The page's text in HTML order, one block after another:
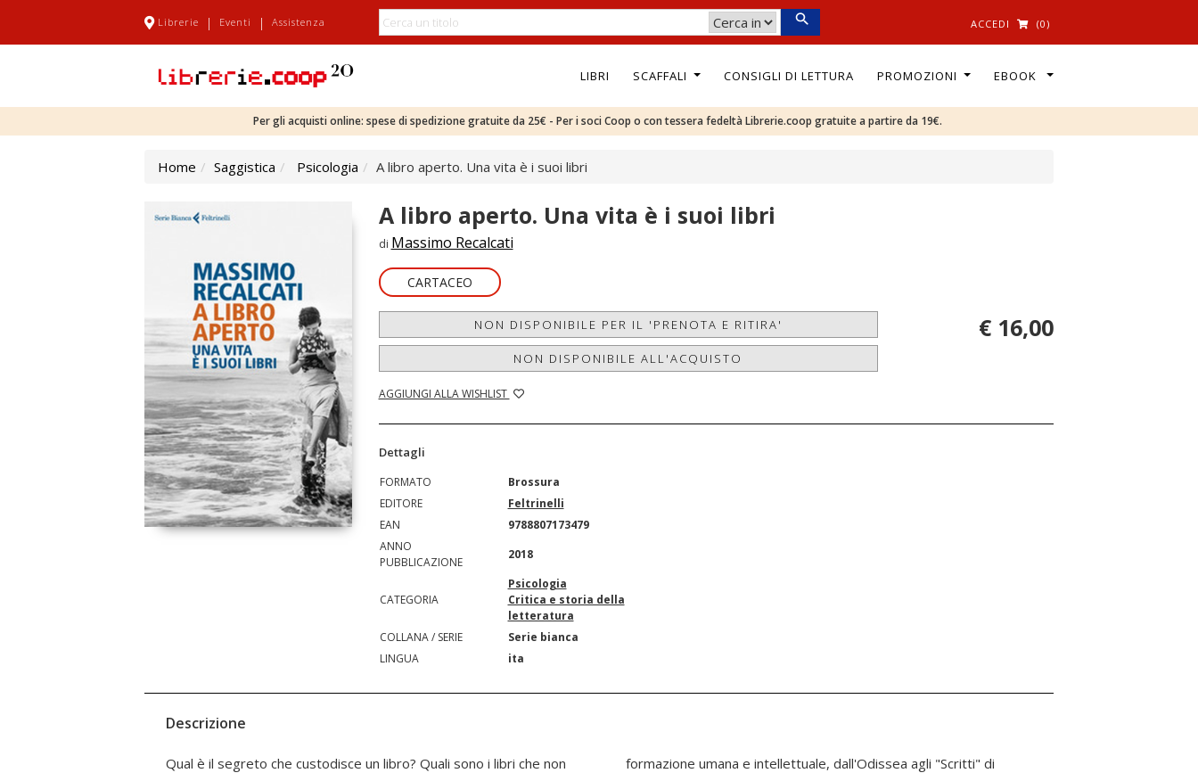
Librerie | Eventi | Assistenza ACCEDI (0)
LIBRI SCAFFALI CONSIGLI DI LETTURA PROMOZIONI EBOOK
Per gli acquisti online: spese di spedizione gratuite da 25€ - Per i soci Coop o con tessera fedeltà Librerie.coop gratuite a partire da 19€.
Home Saggistica Psicologia A libro aperto. Una vita è i suoi libri
A libro aperto. Una vita è i suoi libri
di Massimo Recalcati
CARTACEO
NON DISPONIBILE PER IL 'PRENOTA E RITIRA'
NON DISPONIBILE ALL'ACQUISTO
AGGIUNGI ALLA WISHLIST
€ 16,00
Dettagli
FORMATO
Brossura
EDITORE
Feltrinelli
EAN
9788807173479
ANNO
PUBBLICAZIONE
2018
CATEGORIA
Psicologia
Critica e storia della
letteratura
COLLANA / SERIE
Serie bianca
LINGUA
ita
Descrizione
Qual è il segreto che custodisce un libro? Quali sono i libri che non
formazione umana e intellettuale, dall'Odissea agli "Scritti" di